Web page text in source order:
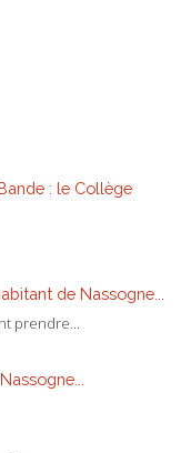
: le Collège
de Nassogne...
prendre...